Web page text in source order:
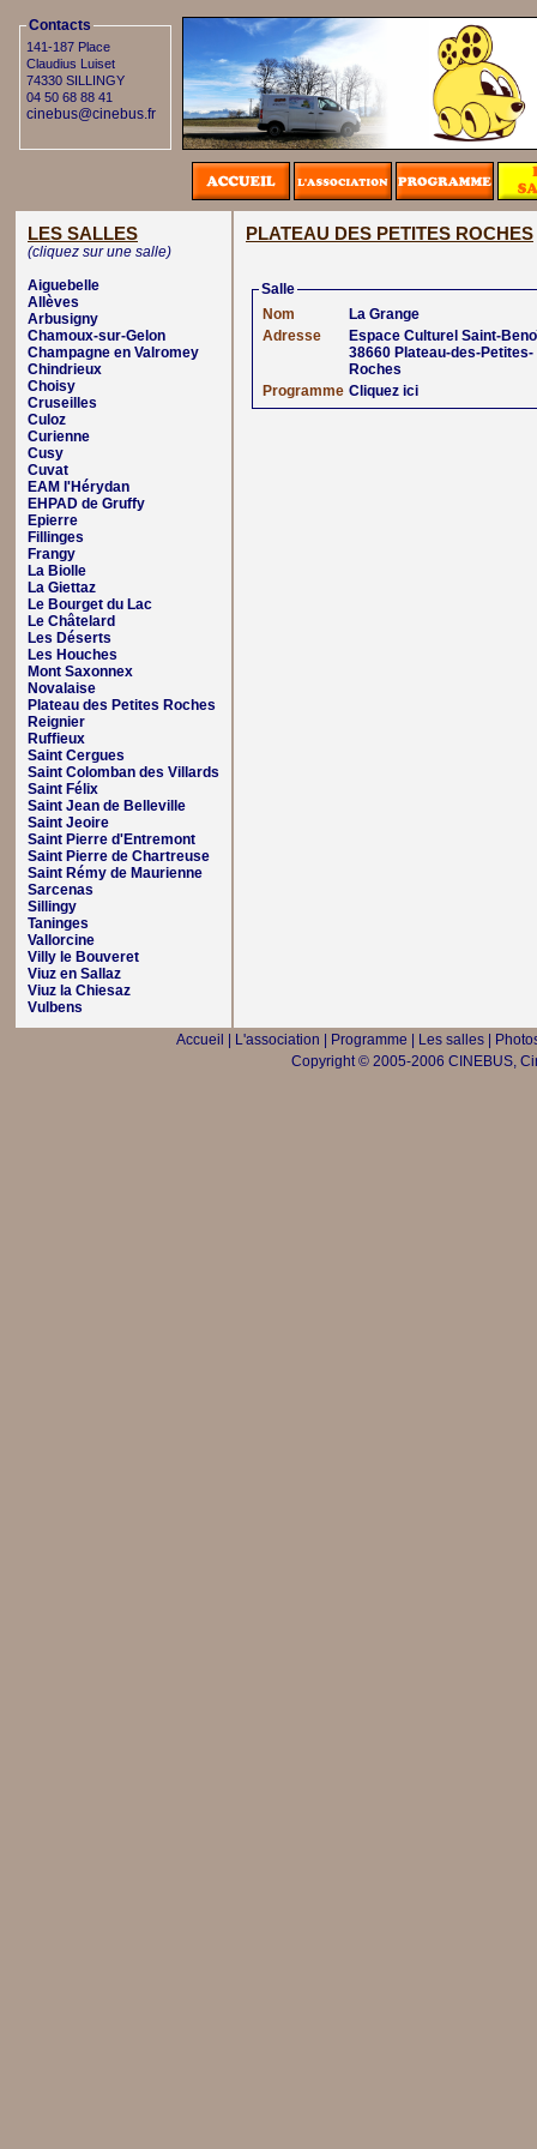
Contacts
141-187 Place
Claudius Luiset
74330 SILLINGY
04 50 68 88 41
cinebus@cinebus.fr
LES SALLES
(cliquez sur une salle)
Aiguebelle
Allèves
Arbusigny
Chamoux-sur-Gelon
Champagne en Valromey
Chindrieux
Choisy
Cruseilles
Culoz
Curienne
Cusy
Cuvat
EAM l'Hérydan
EHPAD de Gruffy
Epierre
Fillinges
Frangy
La Biolle
La Giettaz
Le Bourget du Lac
Le Châtelard
Les Déserts
Les Houches
Mont Saxonnex
Novalaise
Plateau des Petites Roches
Reignier
Ruffieux
Saint Cergues
Saint Colomban des Villards
Saint Félix
Saint Jean de Belleville
Saint Jeoire
Saint Pierre d'Entremont
Saint Pierre de Chartreuse
Saint Rémy de Maurienne
Sarcenas
Sillingy
Taninges
Vallorcine
Villy le Bouveret
Viuz en Sallaz
Viuz la Chiesaz
Vulbens
PLATEAU DES PETITES ROCHES
Salle
Nom
La Grange
Adresse
Espace Culturel Saint-
38660 Plateau-des-Petites-
Roches
Programme Cliquez ici
Accueil L'association Programme Les salles|
Copyright © 2005-2006 CINEBUS,